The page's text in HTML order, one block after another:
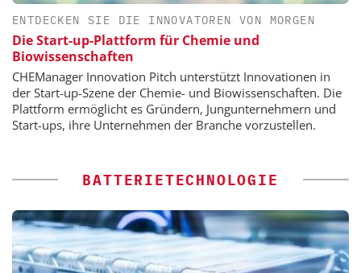
ENTDECKEN SIE DIE INNOVATOREN VON MORGEN
Die Start-up-Plattform für Chemie und
Biowissenschaften
CHEManager Innovation Pitch unterstützt Innovationen in
der Start-up-Szene der Chemie- und Biowissenschaften. Die
Plattform ermöglicht es Gründern, Jungunternehmern und
Start-ups, ihre Unternehmen der Branche vorzustellen.
BATTERIETECHNOLOGIE